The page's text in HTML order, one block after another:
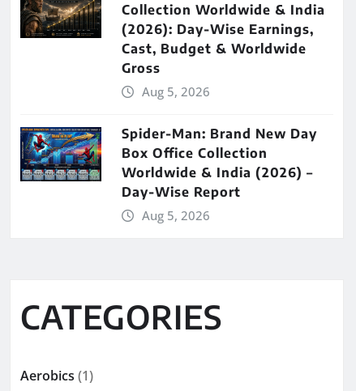
Collection Worldwide & India
(2026): Day-Wise Earnings,
Cast, Budget & Worldwide
Gross
Aug 5, 2026
Spider-Man: Brand New Day
Box Office Collection
Worldwide & India (2026) –
Day-Wise Report
Aug 5, 2026
CATEGORIES
Aerobics (1)